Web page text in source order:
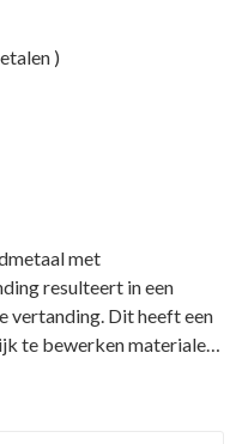
)
met
resulteert in een
vertanding. Dit heeft een
te bewerken materialen.
roestbestendig,